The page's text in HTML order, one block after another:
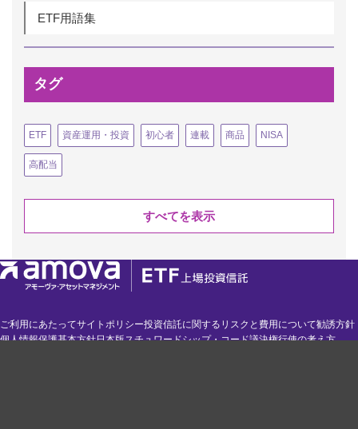
ETF用語集
タグ
ETF 資産運用・投資 初心者 連載 商品 NISA
高配当
すべてを表示
ご利用にあたってサイトポリシー投資信託に関するリスクと費用について勧誘方針
個人情報保護基本方針日本版スチュワードシップ・コード議決権行使の考え方